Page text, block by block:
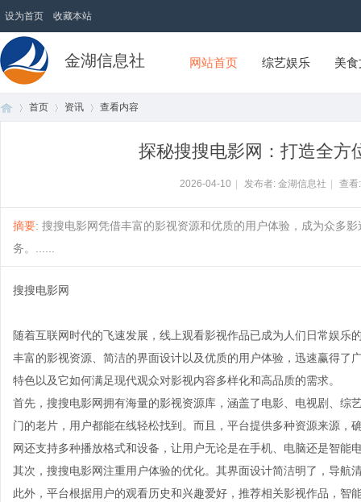
设为首页 收藏本站
金湖信息社 网站首页 综艺娱乐 美
首页 资讯 查看内容
探秘搜搜电影网：打造全方
2026-04-10 发布者: 金湖信息社 查
摘要: 搜搜电影网凭借丰富的影视资源和优质的用户体验，成为众多
务。......
搜搜电影网
随着互联网时代的飞速发展，线上观看影视作品已成为人们日常娱
丰富的影视资源、简洁的界面设计以及优质的用户体验，迅速赢得了
特色以及它如何满足现代观众对影视内容多样化和高品质的需求。
首先，搜搜电影网拥有海量的影视资源库，涵盖了电影、电视剧、综
门的老片，用户都能在线轻松找到。而且，平台提供多种资源来源
网还支持多种播放格式和设备，让用户无论是在手机、电脑还是智能
其次，搜搜电影网注重用户体验的优化。其界面设计简洁明了，导航
此外，平台根据用户的观看历史和兴趣爱好，推荐相关影视作品，